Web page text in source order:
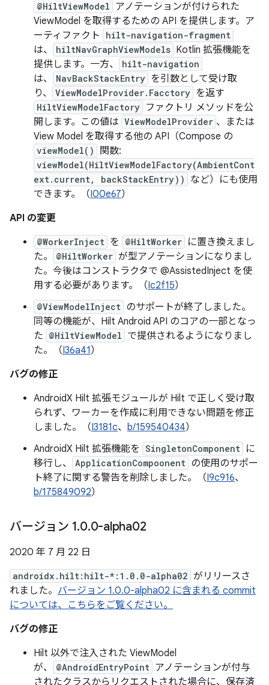
@HiltViewModel アノテーションが付けられた
ViewModel を取得するための API を提供します。ア
ーティファクト
hilt-navigation-fragment
は、 hiltNavGraphViewModels Kotlin 拡張機能を
提供します。一方、
hilt-navigation
は、 NavBackStackEntry を引数として受け取
り、
ViewModelProvider.Facctory を返す
HiltViewModelFactory ファクトリ メソッドを公
開します。この値は ViewModelProvider 、または
View Model を取得する他の API（Compose の
viewModel() 関数:
viewModel(HiltViewModelFactory(AmbientCont
ext.current, backStackEntry))
など）にも使用
できます。（I00e67）
API の変更
@WorkerInject を @HiltWorker に置き換えまし
た。
@HiltWorker が型アノテーションになりまし
た。今後はコンストラクタで @AssistedInject を使
用する必要があります。（Ic2f15）
@ViewModelInject のサポートが終了しました。
同等の機能が、Hilt Android API のコアの一部となっ
た @HiltViewModel で提供されるようになりまし
た。（I36a41）
バグの修正
AndroidX Hilt 拡張モジュールが Hilt で正しく受け取
られず、ワーカーを作成に利用できない問題を修正
しました。（I3181c、 b/159540434）
AndroidX Hilt 拡張機能を SingletonComponent に
移行し、
ApplicationCompoonent の使用のサポー
ト終了に関する警告を削除しました。（I9c916、
b/175849092）
バージョン 1.0.0-alpha02
2020 年 7 月 22 日
androidx.hilt:hilt-*:1.0.0-alpha02 がリリースさ
れました。 バージョン 1.0.0-alpha02 に含まれる commit
については、こちらをご覧ください。
バグの修正
Hilt 以外で注入された ViewModel
が、
@AndroidEntryPoint アノテーションが付与
されたクラスからリクエストされた場合に、保存済